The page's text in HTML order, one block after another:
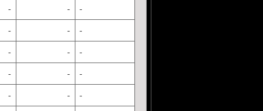
- - -
- - -
- - -
- - -
- - -